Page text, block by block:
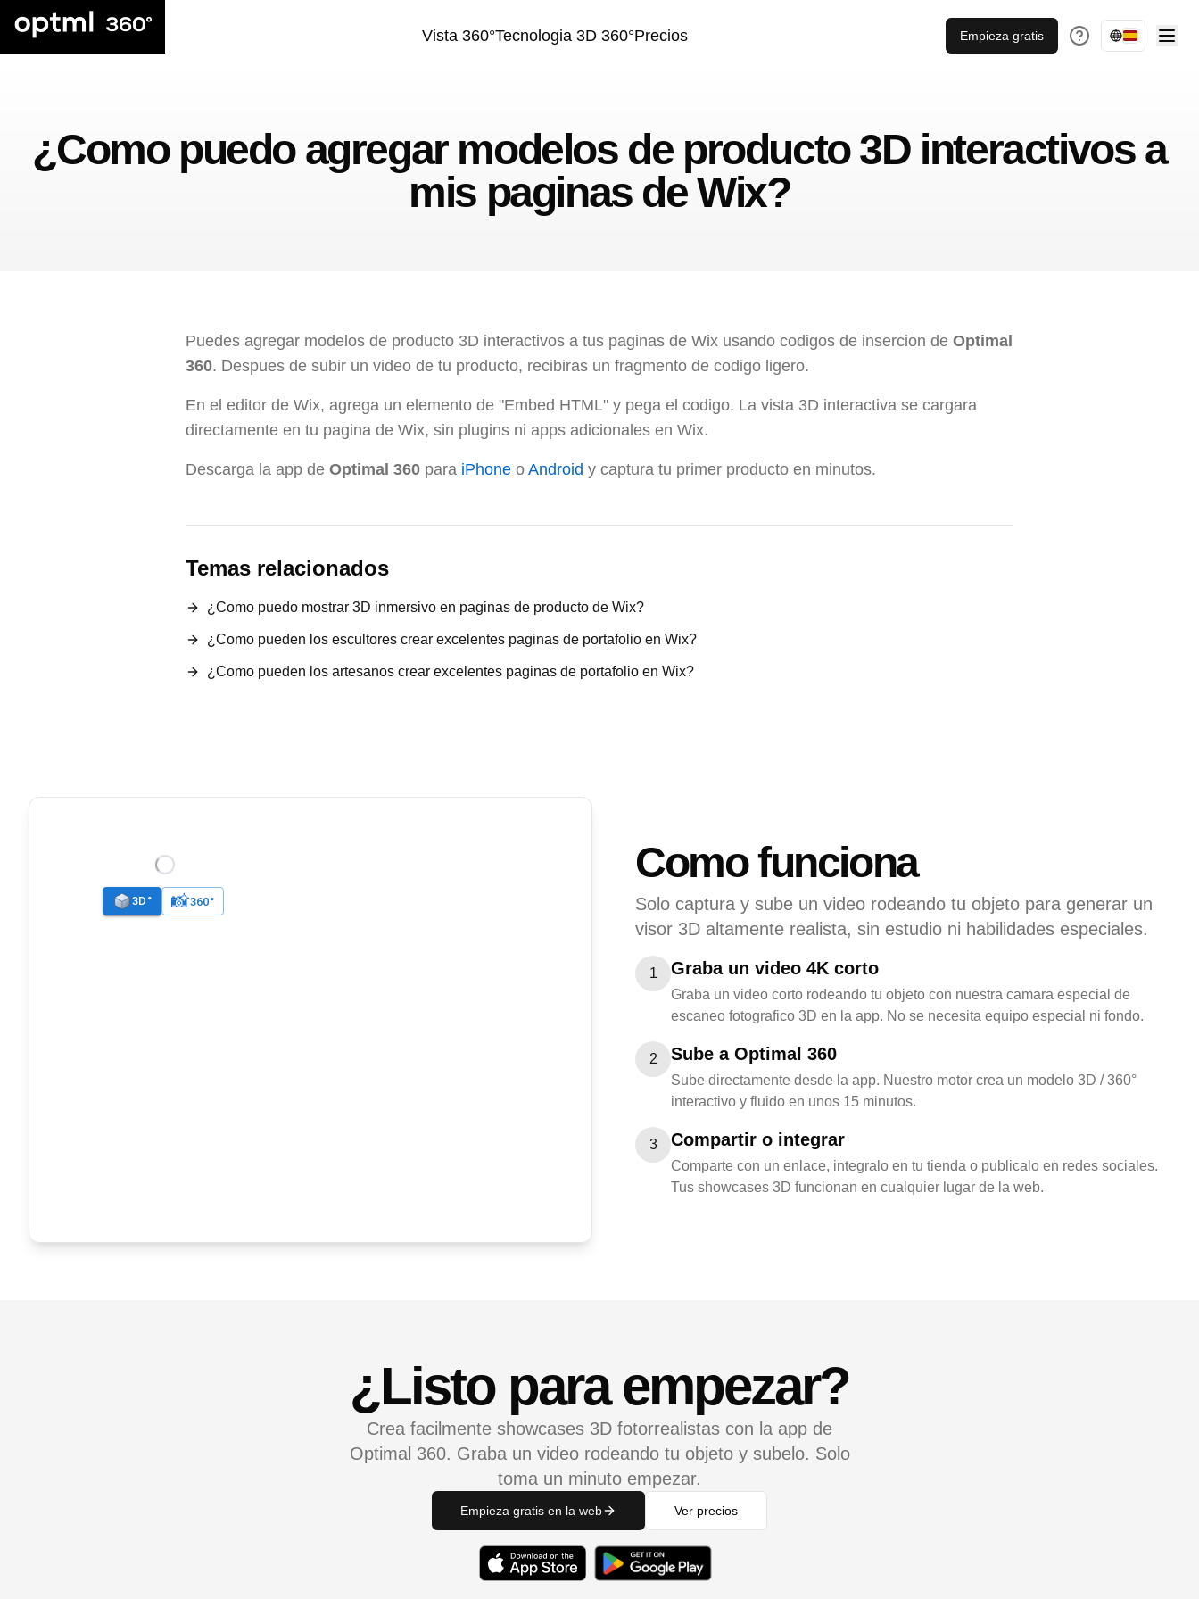
Vista 360°Tecnologia 3D 360°Precios Empieza gratis
¿Como puedo agregar modelos de producto 3D interactivos a
mis paginas de Wix?
Puedes agregar modelos de producto 3D interactivos a tus paginas de Wix usando codigos de insercion de Optimal
360. Despues de subir un video de tu producto, recibiras un fragmento de codigo ligero.
En el editor de Wix, agrega un elemento de "Embed HTML" y pega el codigo. La vista 3D interactiva se cargara
directamente en tu pagina de Wix, sin plugins ni apps adicionales en Wix.
Descarga la app de Optimal 360 para iPhone o Android y captura tu primer producto en minutos.
Temas relacionados
¿Como puedo mostrar 3D inmersivo en paginas de producto de Wix?
¿Como pueden los escultores crear excelentes paginas de portafolio en Wix?
¿Como pueden los artesanos crear excelentes paginas de portafolio en Wix?
Como funciona
Solo captura y sube un video rodeando tu objeto para generar un
visor 3D altamente realista, sin estudio ni habilidades especiales.
1 Graba un video 4K corto
Graba un video corto rodeando tu objeto con nuestra camara especial de
escaneo fotografico 3D en la app. No se necesita equipo especial ni fondo.
2 Sube a Optimal 360
Sube directamente desde la app. Nuestro motor crea un modelo 3D / 360°
interactivo y fluido en unos 15 minutos.
3 Compartir o integrar
Comparte con un enlace, integralo en tu tienda o publicalo en redes sociales.
Tus showcases 3D funcionan en cualquier lugar de la web.
¿Listo para empezar?
Crea facilmente showcases 3D fotorrealistas con la app de
Optimal 360. Graba un video rodeando tu objeto y subelo. Solo
toma un minuto empezar.
Empieza gratis en la web Ver precios